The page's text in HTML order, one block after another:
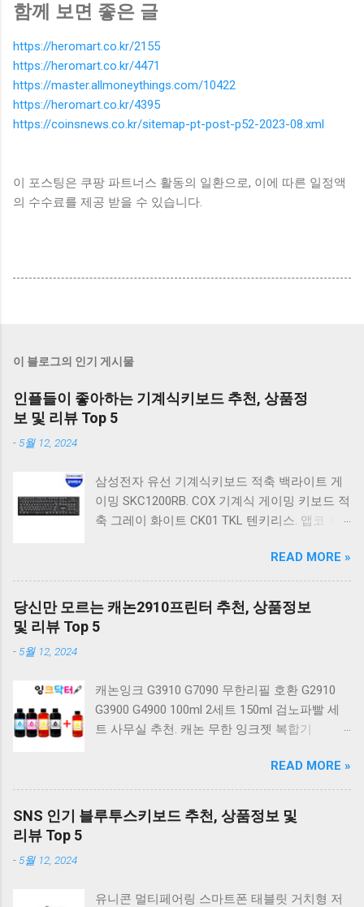
함께 보면 좋은 글
https://heromart.co.kr/2155
https://heromart.co.kr/4471
https://master.allmoneythings.com/10422
https://heromart.co.kr/4395
https://coinsnews.co.kr/sitemap-pt-post-p52-2023-08.xml
이 포스팅은 쿠팡 파트너스 활동의 일환으로, 이에 따른 일정액
의 수수료를 제공 받을 수 있습니다.
이 블로그의 인기 게시물
인플들이 좋아하는 기계식키보드 추천, 상품정
보 및 리뷰 Top 5
- 5월 12, 2024
삼성전자 유선 기계식키보드 적축 백라이트 게
이밍 SKC1200RB. COX 기계식 게이밍 키보드 적
축 그레이 화이트 CK01 TKL 텐키리스. 앱코 축
랙 K560 일반형. 앱코 K517 레트로 기계식 게이
밍 유선키보드 갈축 일반형 레트로 베이지. 체리
키보드 G803000S TKL RGB 게이밍 텐키리스 기
계식 키보드 4종 축 선택 저소음적축 블랙. 체리
베이지 K517 Retro. COX CK01 교체축 사이드
RGB 게이밍 기계식 키보드 네이비 CK01NV적축
일반형. 체리키보드 XTRFY MX BOARD 3.1 RGB
COX 기계식 게이밍 키보드 갈축 그레이 화이트
CK01 TKL 텐키리스 기계식키보드 구매를 고려
하실 때, 추가 할인 혜택을 놓치지 마세요. 다양
정이 많이 어려우시죠? 특히 기계식키보드 같은
READ MORE »
당신만 모르는 캐논2910프린터 추천, 상품정보
및 리뷰 Top 5
- 5월 12, 2024
캐논잉크 G3910 G7090 무한리필 호환 G2910
G3900 G4900 100ml 2세트 150ml 검노파빨 세
트 사무실 추천. 캐논 무한 잉크젯 복합기
논 PIXMA G2910 잉크포함 정품 무한복합기 컬
러 잉크젯복합기 가정용프린터 상세정보참조.
캐논 G시리즈 프린터 정품 헤드 카트리지
G1900 G2900 G3900 G4900 G2910 G3910
READ MORE »
SNS 인기 블루투스키보드 추천, 상품정보 및
리뷰 Top 5
- 5월 12, 2024
유니콘 멀티페어링 스마트폰 태블릿 거치형 저